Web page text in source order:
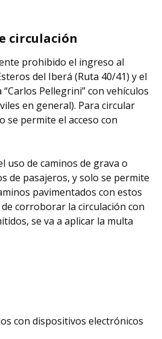
circulación
prohibido el ingreso al
del Iberá (Ruta 40/41) y el
“Carlos Pellegrini” con vehículos
en general). Para circular
se permite el acceso con
uso de caminos de grava o
de pasajeros, y solo se permite
pavimentados con estos
de corroborar la circulación con
se va a aplicar la multa
con dispositivos electrónicos